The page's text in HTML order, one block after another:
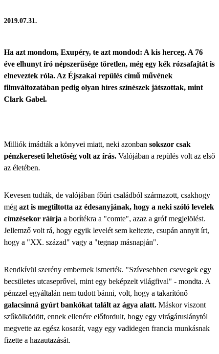
2019.07.31.
Ha azt mondom, Exupéry, te azt mondod: A kis herceg. A 76
éve elhunyt író népszerűsége töretlen, még egy kék rózsafajtát is
elneveztek róla. Az Éjszakai repülés című művének
filmváltozatában pedig olyan híres színészek játszottak, mint
Clark Gabel.
Milliók imádták a könyvei miatt, neki azonban sokszor csak
pénzkereseti lehetőség volt az írás. Valójában a repülés volt az első
az életében.
Kevesen tudták, de valójában főúri családból származott, csakhogy
még azt is megtiltotta az édesanyjának, hogy a neki szóló levelek
címzésekor ráírja a borítékra a "comte", azaz a gróf megjelölést.
Jellemző volt rá, hogy egyik levelét sem keltezte, csupán annyit írt,
hogy a "XX. század" vagy a "tegnap másnapján".
Rendkívül szerény embernek ismerték. "Szívesebben csevegek egy
becsületes utcaseprővel, mint egy beképzelt világfival" - mondta. A
pénzzel egyáltalán nem tudott bánni, volt, hogy a takarítónő
galacsinná gyúrt bankókat talált az ágya alatt. Máskor viszont
szűkölködött, ennek ellenére előfordult, hogy egy virágáruslánytól
megvette az egész kosarát, vagy egy vadidegen francia munkásnak
fizette a hazautazását.